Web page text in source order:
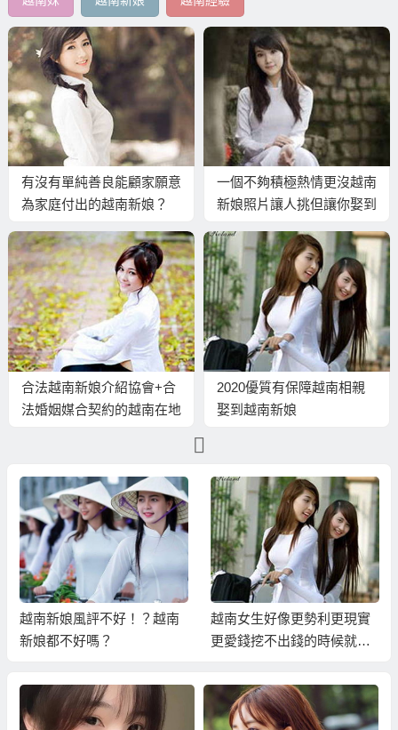
有沒有單純善良能顧家願意
為家庭付出的越南新娘？
一個不夠積極熱情更沒越南
新娘照片讓人挑但讓你娶到
合法越南新娘介紹協會+合
法婚姻媒合契約的越南在地
2020優質有保障越南相親
娶到越南新娘
越南新娘風評不好！？越南
新娘都不好嗎？
越南女生好像更勢利更現實
更愛錢挖不出錢的時候就會